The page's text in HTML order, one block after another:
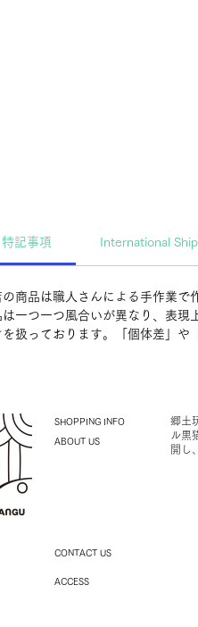
特記事項 International
の商品は職人さんによる手作業で
は一つ一つ風合いが異なり、表現
を扱っております。「個体差」や
SHOPPING INFO
ABOUT US
郷土
ル黒
開し
CONTACT US
ACCESS